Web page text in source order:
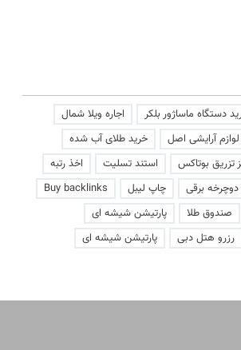
دستگاه ماساژور بلکر
اجاره ویلا شمال
آرایشی اصل
خرید طلای آب شده
تزریق بوتاکس استند تسلیت
اخذ رتبه
برقی چاپ لیبل
Buy backlinks
صندوق طلا
پارتیشن شیشه ای
رزرو هتل دبی پارتیشن شیشه ای